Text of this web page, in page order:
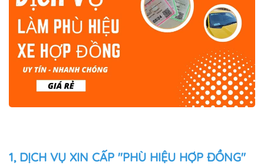
1, DỊCH VỤ XIN CẤP "PHÙ HIỆU HỢP ĐỒNG"